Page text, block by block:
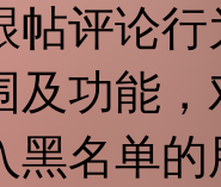
帖评论
及功能
黑名单